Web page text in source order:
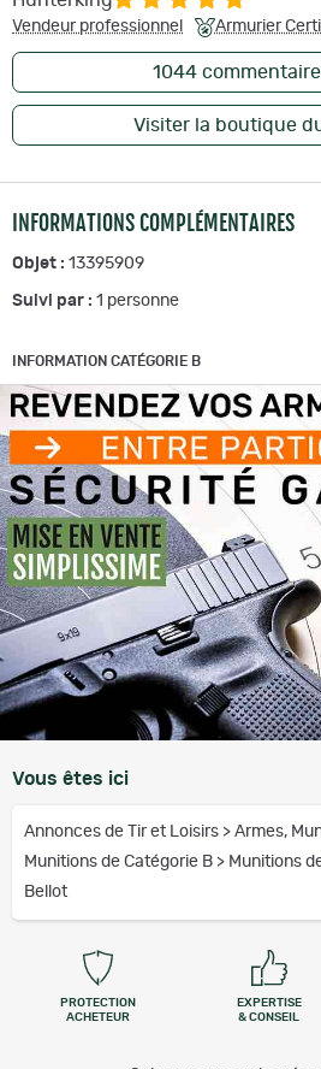
Vendeur professionnel Armurier
1044
Visiter la boutique
INFORMATIONS COMPLÉMENTAIRES
Objet : 13395909
Suivi par : 1 personne
INFORMATION CATÉGORIE B
Vous êtes ici
Annonces de Tir et Loisirs > Armes,
Munitions de Catégorie B > Munitions
Bellot
PROTECTION
ACHETEUR
EXPERTISE
& CONSEIL